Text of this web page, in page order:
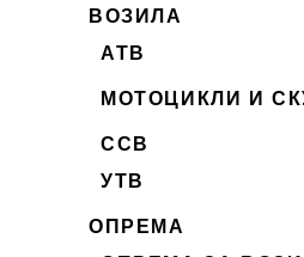
ВОЗИЛА
АТВ
МОТОЦИКЛИ И
ССВ
УТВ
ОПРЕМА